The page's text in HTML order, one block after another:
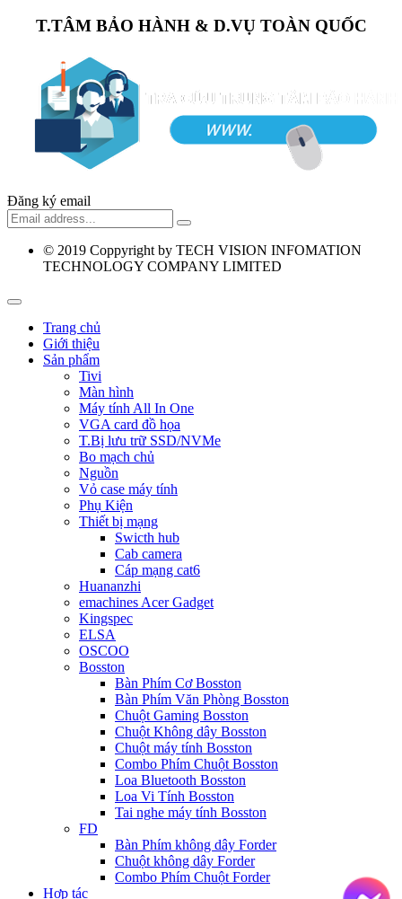
T.TÂM BẢO HÀNH & D.VỤ TOÀN QUỐC
Đăng ký email
© 2019 Coppyright by TECH VISION INFOMATION
TECHNOLOGY COMPANY LIMITED
Trang chủ
Giới thiệu
Sản phẩm
Tivi
Màn hình
Máy tính All In One
VGA card đồ họa
T.Bị lưu trữ SSD/NVMe
Bo mạch chủ
Nguồn
Vỏ case máy tính
Phụ Kiện
Thiết bị mạng
Swicth hub
Cab camera
Cáp mạng cat6
Huananzhi
emachines Acer Gadget
Kingspec
ELSA
OSCOO
Bosston
Bàn Phím Cơ Bosston
Bàn Phím Văn Phòng Bosston
Chuột Gaming Bosston
Chuột Không dây Bosston
Chuột máy tính Bosston
Combo Phím Chuột Bosston
Loa Bluetooth Bosston
Loa Vi Tính Bosston
Tai nghe máy tính Bosston
FD
Bàn Phím không dây Forder
Chuột không dây Forder
Combo Phím Chuột Forder
Hợp tác